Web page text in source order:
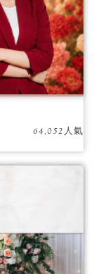
64,052人氣